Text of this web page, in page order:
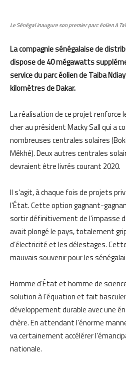
Le Sénégal inaugure son premier parc éolien à
La compagnie sénégalaise de
dispose de 40 mégawatts
service du parc éolien de Taiba
kilomètres de Dakar.
La réalisation de ce projet renforce
cher au président Macky Sall qui a
nombreuses centrales solaires
Mékhé). Deux autres centrales
devraient être livrés courant 2020.
Il s’agit, à chaque fois de projets
l’État. Cette option gagnant-
sortir définitivement de l’impasse
avait plongé le pays, totalement
d’électricité et les délestages.
mauvais souvenir pour les
Homme d’État et homme de
solution à l’équation et fait
développement durable avec une
chère. En attendant l’énorme
va certainement accélérer
nationale.